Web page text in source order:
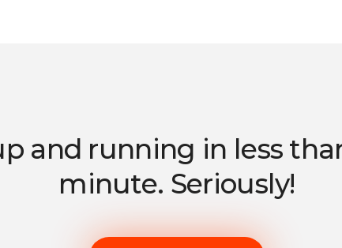
and running in less
minute. Seriously!